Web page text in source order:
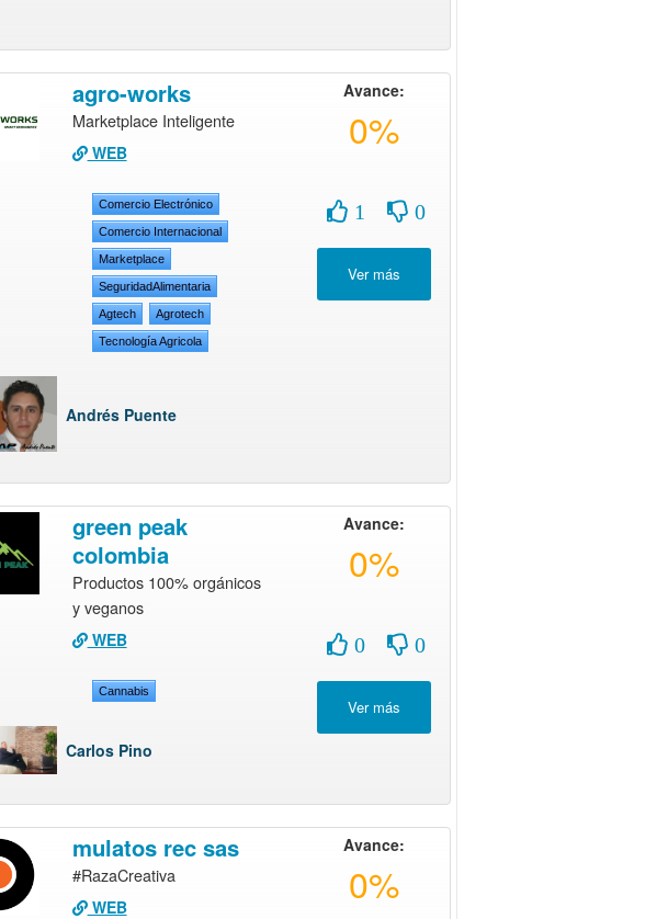
agro-works
Marketplace Inteligente
WEB
Comercio Electrónico
Comercio Internacional
Marketplace
SeguridadAlimentaria
Agtech Agrotech
Tecnología Agricola
Andrés Puente
Avance:
0%
1 0
green peak
colombia
Productos 100% orgánicos
y veganos
WEB
Cannabis
Carlos Pino
Avance:
0%
0 0
mulatos rec sas
#RazaCreativa
WEB
Avance:
0%